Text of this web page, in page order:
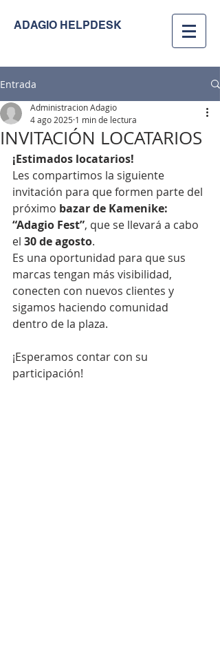
ADAGIO HELPDESK
Entrada
INVITACIÓN LOCATARIOS
Administracion Adagio
4 ago 2025 1 min de lectura
¡Estimados locatarios!
Les compartimos la siguiente
invitación para que formen parte del
próximo bazar de Kamenike:
“Adagio Fest”, que se llevará a cabo
el 30 de agosto.
Es una oportunidad para que sus
marcas tengan más visibilidad,
conecten con nuevos clientes y
sigamos haciendo comunidad
dentro de la plaza.
¡Esperamos contar con su
participación!